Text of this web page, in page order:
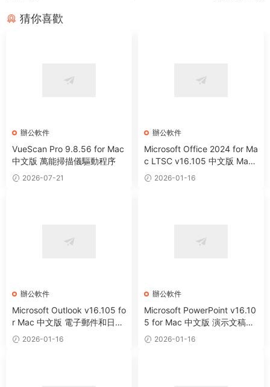
猜你喜歡
辦公軟件
VueScan Pro 9.8.56 for Mac
中文版 萬能掃描儀驅動程序
2026-07-21
辦公軟件
Microsoft Office 2024 for Ma
c LTSC v16.105 中文版 Mac
辦公軟件套裝
2026-01-16
辦公軟件
Microsoft Outlook v16.105 fo
r Mac 中文版 電子郵件和日曆
工具2026-01-16
辦公軟件
Microsoft PowerPoint v16.10
5 for Mac 中文版 演示文稿制
作工具
2026-01-16